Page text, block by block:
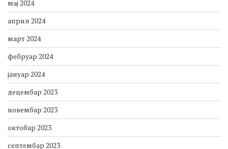
мај 2024
април 2024
март 2024
фебруар 2024
јануар 2024
децембар 2023
новембар 2023
октобар 2023
септембар 2023